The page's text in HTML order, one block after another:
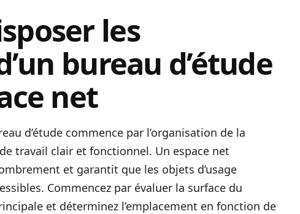
les
bureau d’étude
net
d’étude commence par l’organisation de la
travail clair et fonctionnel. Un espace net
et garantit que les objets d’usage
Commencez par évaluer la surface du
et déterminez l’emplacement en fonction de